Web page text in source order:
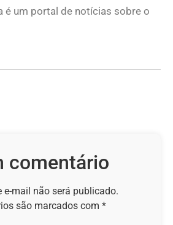
é um portal de notícias sobre o
comentário
e-mail não será publicado.
são marcados com *